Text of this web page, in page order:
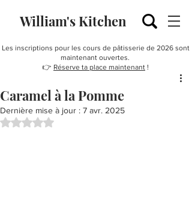
William's Kitchen
Les inscriptions pour les cours de pâtisserie de 2026 sont
maintenant ouvertes.
👉 Réserve ta place maintenant !
Caramel à la Pomme
Dernière mise à jour : 7 avr. 2025
Noté NaN étoiles sur 5.